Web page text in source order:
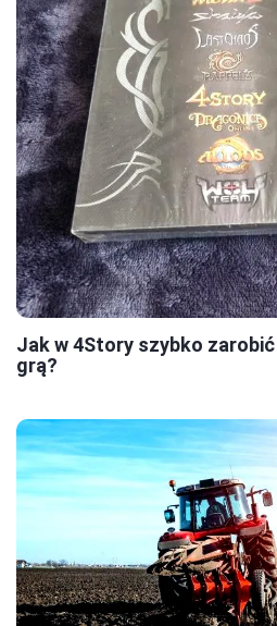
Jak w 4Story szybko
grą?